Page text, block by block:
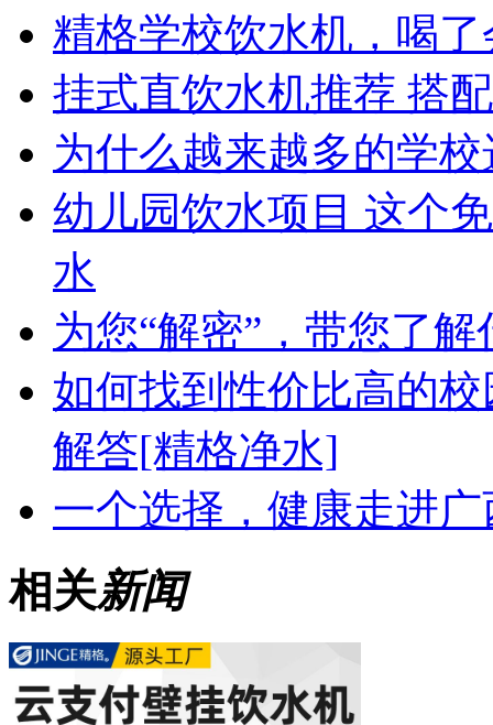
精格学校饮水机，喝
挂式直饮水机推荐 搭
为什么越来越多的学
幼儿园饮水项目 这个
水
为您“解密”，带您了
如何找到性价比高的
解答[精格净水]
一个选择，健康走进
相关新闻